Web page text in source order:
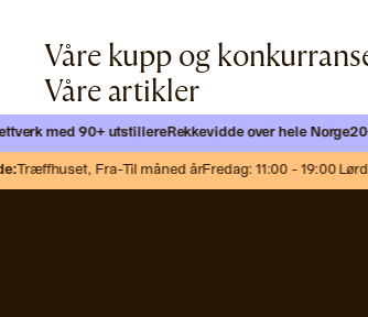
Våre kupp og
Våre artikler
med 90+ utstillereRekkevidde over hele Norge20+
Træffhuset,Fra-Til måned år Fredag: 11:00 - 19:00